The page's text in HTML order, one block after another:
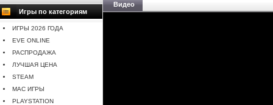
Игры по категориям
ИГРЫ 2026 ГОДА
EVE ONLINE
РАСПРОДАЖА
ЛУЧШАЯ ЦЕНА
STEAM
MAC ИГРЫ
PLAYSTATION
Видео